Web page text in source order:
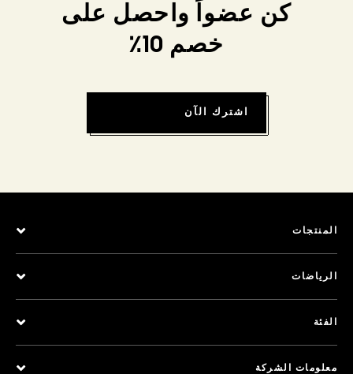
كن عضواً واحصل على
خصم 10٪
اشترك الآن
المنتجات
الرياضات
الفئة
معلومات الشركة